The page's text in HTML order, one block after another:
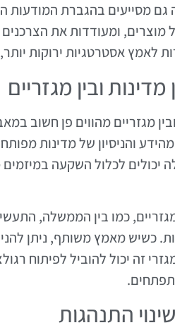
גם מסייעים בהגברת המודעות
ומעודדות את
לאמץ אסטרטגיות ירוקות
ובין מגזריים
והניסיון של מדינות
יכולים לכלול השקעה
כמו בין הממשלה,
כשיש מאמץ משותף, ניתן
זה יכול להוביל לפיתוח
התנהגות